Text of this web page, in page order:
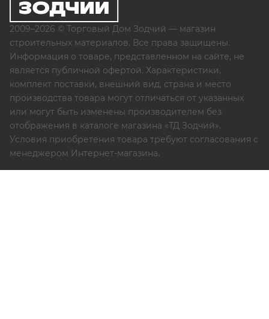
2009–2026 © Торговый Дом Зодчий — магазин
строительных материалов. Все права защищены.
Информация о товаре, представленном на сайте, не
является публичной офертой. Характеристики,
комплект поставки, внешний вид, страна и место
производства товара могут отличаться от указанных
или могут быть изменены производителем без
отображения в каталоге магазина «ТД Зодчий».
Условия приобретения товара требуют согласования с
менеджером Интернет-магазина.